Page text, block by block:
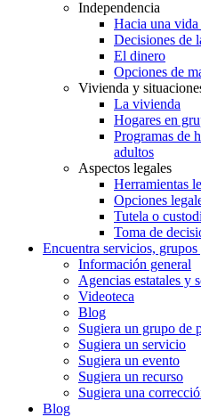
Independencia
Hacia una
Decisiones de
El dinero
Opciones de
Vivienda y
La vivienda
Hogares en
Programas de
adultos
Aspectos legales
Herramientas
Opciones
Tutela o
Toma de
Encuentra servicios, grupos
Información general
Agencias estatales y
Videoteca
Blog
Sugiera un grupo de
Sugiera un servicio
Sugiera un evento
Sugiera un recurso
Sugiera una
Blog